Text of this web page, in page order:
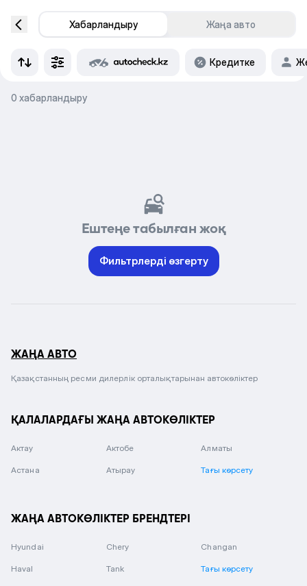
Хабарландыру Жаңа авто
Кредитке
0 хабарландыру
Ештеңе табылған жоқ
Фильтрлерді өзгерту
ЖАҢА АВТО
Қазақстанның ресми дилерлік орталықтарынан автокөліктер
ҚАЛАЛАРДАҒЫ ЖАҢА АВТОКӨЛІКТЕР
Актау Актобе Алматы
Астана Атырау Тағы көрсету
ЖАҢА АВТОКӨЛІКТЕР БРЕНДТЕРІ
Hyundai Chery Changan
Haval Tank Тағы көрсету